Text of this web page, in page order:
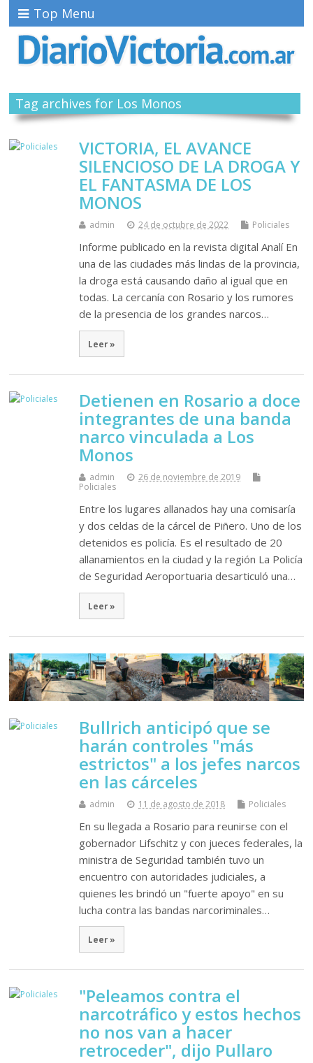
Top Menu
Tag archives for Los Monos
VICTORIA, EL AVANCE
SILENCIOSO DE LA DROGA Y
EL FANTASMA DE LOS
MONOS
admin 24 de octubre de 2022 Policiales
Informe publicado en la revista digital Analí En
una de las ciudades más lindas de la provincia,
la droga está causando daño al igual que en
todas. La cercanía con Rosario y los rumores
de la presencia de los grandes narcos…
Leer »
Detienen en Rosario a doce
integrantes de una banda
narco vinculada a Los
Monos
admin
26 de noviembre de 2019
Policiales
Entre los lugares allanados hay una comisaría
y dos celdas de la cárcel de Piñero. Uno de los
detenidos es policía. Es el resultado de 20
allanamientos en la ciudad y la región La Policía
de Seguridad Aeroportuaria desarticuló una…
Leer »
Bullrich anticipó que se
harán controles "más
estrictos" a los jefes narcos
en las cárceles
admin 11 de agosto de 2018 Policiales
En su llegada a Rosario para reunirse con el
gobernador Lifschitz y con jueces federales, la
ministra de Seguridad también tuvo un
encuentro con autoridades judiciales, a
quienes les brindó un "fuerte apoyo" en su
lucha contra las bandas narcoriminales…
Leer »
"Peleamos contra el
narcotráfico y estos hechos
no nos van a hacer
retroceder", dijo Pullaro